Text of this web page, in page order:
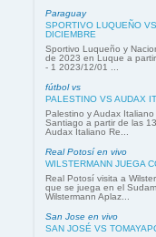
Paraguay
SPORTIVO LUQUEÑO
DICIEMBRE
Sportivo Luqueño y
de 2023 en Luque a
- 1 2023/12/01 ...
fútbol vs
PALESTINO VS AUDAX
Palestino y Audax
Santiago a partir de las
Audax Italiano Re...
Real Potosí en vivo
WILSTERMANN JUEGA
Real Potosí visita a
que se juega en el
Wilstermann Aplaz...
San Jose en vivo
SAN JOSÉ VS